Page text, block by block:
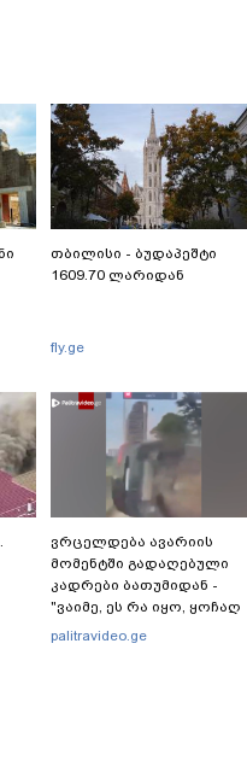
თბილისი - ბუდაპეშტი
1609.70 ლარიდან
fly.ge
ვრცელდება ავარიის
მომენტში გადაღებული
კადრები ბათუმიდან -
"ვაიმე, ეს რა იყო, ყოჩაღ
"მარშრუტკის" მძღოლს"
palitravideo.ge